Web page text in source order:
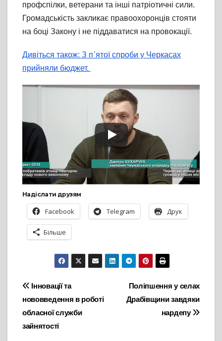
профспілки, ветерани та інші патріотичні сили.
Громадськість закликає правоохоронців стояти
на боці Закону і не піддаватися на провокації.
Дивіться також: З п᾽ятої спроби у Черкасах
прийняли бюджет.
Надіслати друзям
Facebook Telegram Друк
Більше
Навігація
записів
Поліпшення у селах
Драбівщини завдяки
нардепу
Інновації та
нововведення в роботі
обласної служби
зайнятості